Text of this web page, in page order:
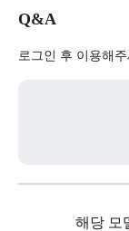
Q&A
로그인 후 이용해주
해당 모